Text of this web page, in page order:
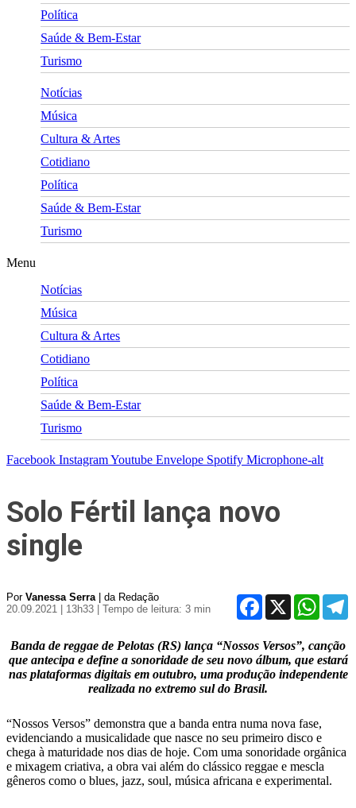
Política
Saúde & Bem-Estar
Turismo
Notícias
Música
Cultura & Artes
Cotidiano
Política
Saúde & Bem-Estar
Turismo
Menu
Notícias
Música
Cultura & Artes
Cotidiano
Política
Saúde & Bem-Estar
Turismo
Facebook InstagramYoutube Envelope Spotify Microphone-alt
Solo Fértil lança novo
single
Por Vanessa Serra| da Redação
20.09.2021 | 13h33
| Tempo de leitura: 3 min
Facebook
X
Banda de reggae de Pelotas (RS) lança “Nossos Versos”, canção
que antecipa e define a sonoridade de seu novo álbum, que estará
nas plataformas digitais em outubro, uma produção independente
realizada no extremo sul do Brasil.
“Nossos Versos” demonstra que a banda entra numa nova fase,
evidenciando a musicalidade que nasce no seu primeiro disco e
chega à maturidade nos dias de hoje. Com uma sonoridade orgânica
e mixagem criativa, a obra vai além do clássico reggae e mescla
gêneros como o blues, jazz, soul, música africana e experimental.